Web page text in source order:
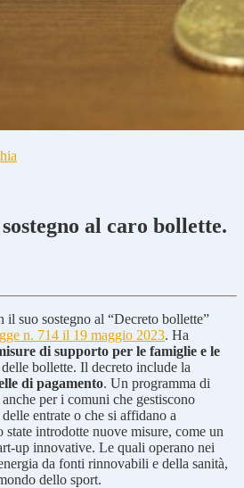
al caro bollette.
il suo sostegno al “Decreto bollette”
n. 714 il 19 maggio 2023. Ha
di supporto per le famiglie e le
bollette. Il decreto include la
di pagamento. Un programma di
per i comuni che gestiscono
entrate o che si affidano a
introdotte nuove misure, come un
up innovative. Le quali operano nei
da fonti rinnovabili e della sanità,
dello sport.